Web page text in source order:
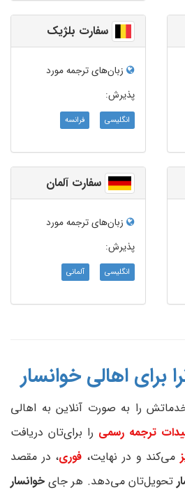
سفارت بلژیک
زبان‌های ترجمه مورد
پذیرش:
انگلیسی فرانسه
سفارت آلمان
زبان‌های ترجمه مورد
پذیرش:
انگلیسی آلمانی
برای اهالی خوانسار
را به صورت آنلاین به اهالی
ترجمه رسمی را برای‌تان دریافت
می‌کند و در نهایت، فوری، در مقصد
تحویل‌تان می‌دهد. هر جای خوانسار